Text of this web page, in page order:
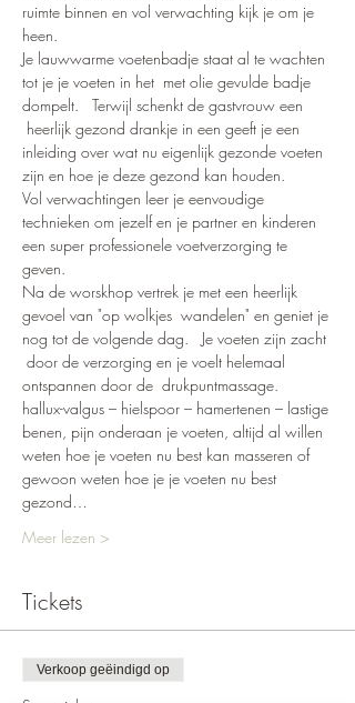
ruimte binnen en vol verwachting kijk je om je
heen.
Je lauwwarme voetenbadje staat al te wachten
tot je je voeten in het  met olie gevulde badje
dompelt.   Terwijl schenkt de gastvrouw een
heerlijk gezond drankje in een geeft je een
inleiding over wat nu eigenlijk gezonde voeten
zijn en hoe je deze gezond kan houden.
Vol verwachtingen leer je eenvoudige
technieken om jezelf en je partner en kinderen
een super professionele voetverzorging te
geven.
Na de worskhop vertrek je met een heerlijk
gevoel van "op wolkjes  wandelen" en geniet je
nog tot de volgende dag.   Je voeten zijn zacht
door de verzorging en je voelt helemaal
ontspannen door de  drukpuntmassage.
hallux-valgus – hielspoor – hamertenen – lastige
benen, pijn onderaan je voeten, altijd al willen
weten hoe je voeten nu best kan masseren of
gewoon weten hoe je je voeten nu best
gezond…
Meer lezen >
Tickets
Verkoop geëindigd op